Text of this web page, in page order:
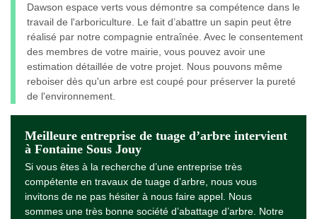
Dawson espace verts vous démontre sa compétence dans le
travail de l'arboriculture. Le fait d’abattre un sapin peut être
réalisé par notre compagnie entraînée. Avec le consentement
des membres de votre mairie, vous pouvez avoir une
estimation détaillée de votre projet. Nous pouvons même
reboiser dès qu'un arbre est coupé pour préserver la pureté
de l'environnement.
Meilleure entreprise de tuage d’arbre intervient
à Fontaine Sous Jouy
Si vous êtes à la recherche d’une entreprise très
compétente en travaux de tuage d’arbre, nous vous
invitons de ne pas hésiter à nous faire appel. Nous
sommes une très bonne société d’abattage d’arbre. Notre